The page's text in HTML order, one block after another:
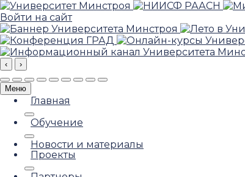
Войти на сайт
‹ ›
Меню
Главная
Обучение
Новости и материалы
Проекты